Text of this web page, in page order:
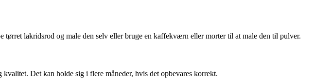
lakridsrod og male den selv eller bruge en kaffekværn eller morter til at male den til pulver.
Det kan holde sig i flere måneder, hvis det opbevares korrekt.